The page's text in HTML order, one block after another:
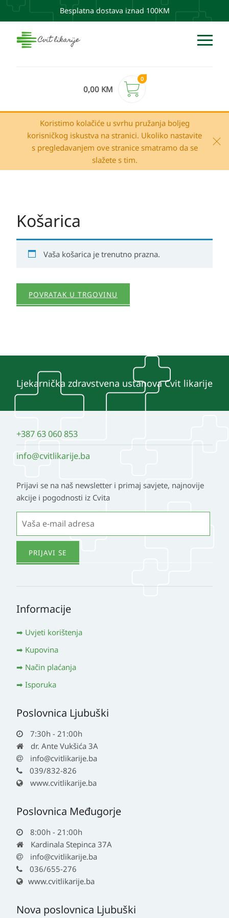
Besplatna dostava iznad 100KM
0,00 KM
0
Koristimo kolačiće u svrhu pružanja boljeg
korisničkog iskustva na stranici. Ukoliko nastavite
s pregledavanjem ove stranice smatramo da se
slažete s tim.
Košarica
Vaša košarica je trenutno prazna.
POVRATAK U TRGOVINU
Ljekarnička zdravstvena ustanova Cvit likarije
+387 63 060 853
info@cvitlikarije.ba
Prijavi se na naš newsletter i primaj savjete, najnovije
akcije i pogodnosti iz Cvita
Informacije
Uvjeti korištenja
Kupovina
Način plaćanja
Isporuka
Poslovnica Ljubuški
7:30h - 21:00h
dr. Ante Vukšića 3A
info@cvitlikarije.ba
039/832-826
www.cvitlikarije.ba
Poslovnica Međugorje
8:00h - 21:00h
Kardinala Stepinca 37A
info@cvitlikarije.ba
036/655-276
www.cvitlikarije.ba
Nova poslovnica Ljubuški